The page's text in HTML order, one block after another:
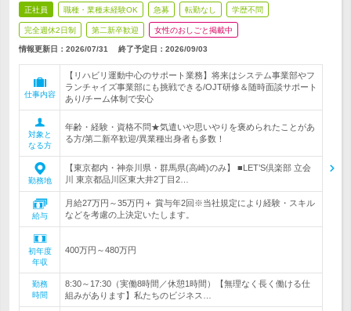
正社員 職種・業種未経験OK 急募 転勤なし 学歴不問
完全週休2日制 第二新卒歓迎 女性のおしごと掲載中
情報更新日：2026/07/31 終了予定日： 2026/09/03
仕事内容
【リハビリ運動中心のサポート業務】将来はシステム事業部やフ
ランチャイズ事業部にも挑戦できる/OJT研修＆随時面談サポート
あり/チーム体制で安心
対象と
なる方
年齢・経験・資格不問★気遣いや思いやりを褒められたことがあ
る方/第二新卒歓迎/異業種出身者も多数！
勤務地
【東京都内・神奈川県・群馬県(高崎)のみ】 ■LET’S倶楽部 立会
川 東京都品川区東大井2丁目2…
給与
月給27万円～35万円＋ 賞与年2回※当社規定により経験・スキル
などを考慮の上決定いたします。
初年度
年収
400万円～480万円
勤務
時間
8:30～17:30（実働8時間／休憩1時間）【無理なく長く働ける仕
組みがあります】私たちのビジネス…